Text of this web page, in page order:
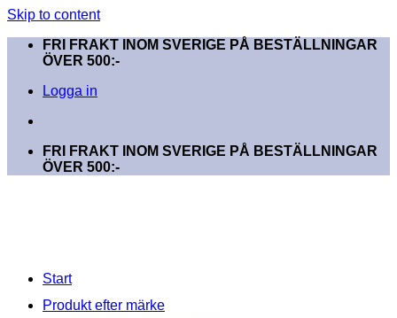
Skip to content
FRI FRAKT INOM SVERIGE PÅ BESTÄLLNINGAR
ÖVER 500:-
Logga in
FRI FRAKT INOM SVERIGE PÅ BESTÄLLNINGAR
ÖVER 500:-
Start
Produkt efter märke